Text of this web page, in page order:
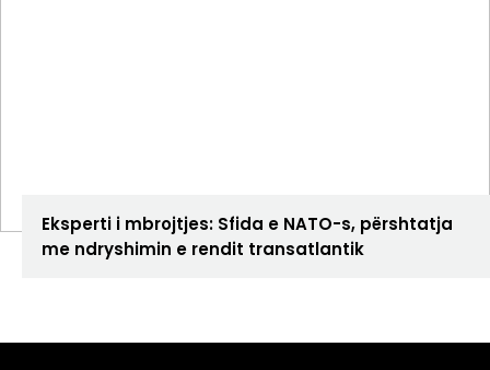
Eksperti i mbrojtjes: Sfida e NATO-s, përshtatja
me ndryshimin e rendit transatlantik